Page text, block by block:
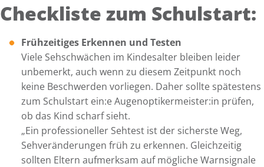
Checkliste zum Schulstart:
Frühzeitiges Erkennen und Testen
Viele Sehschwächen im Kindesalter bleiben leider
unbemerkt, auch wenn zu diesem Zeitpunkt noch
keine Beschwerden vorliegen. Daher sollte spätestens
zum Schulstart ein:e Augenoptikermeister:in prüfen,
ob das Kind scharf sieht.
„Ein professioneller Sehtest ist der sicherste Weg,
Sehveränderungen früh zu erkennen. Gleichzeitig
sollten Eltern aufmerksam auf mögliche Warnsignale